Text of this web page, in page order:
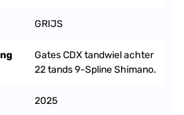
GRIJS
Gates CDX tandwiel achter
22 tands 9-Spline Shimano.
2025